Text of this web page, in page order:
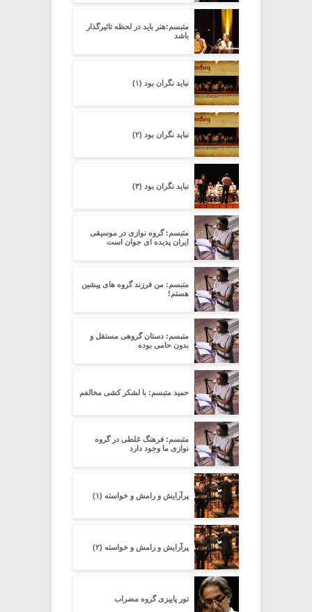
متبسم:هنر باید در لحظه تاثیرگذار
باشد
نباید نگران بود (۱)
نباید نگران بود (۲)
نباید نگران بود (۳)
متبسم: گروه نوازی در موسیقی
ایران پدیده ای جوان است
متبسم: من فرزند گروه های پیشین
هستم!
متبسم: دستان گروهی مستقل و
بدون حامی بوده
حمید متبسم: با لشکر کشی مخالفم
متبسم: فرهنگ غلطی در گروه
نوازی ما وجود دارد
پرآرایش و رامش و خواسته (۱)
پرآرایش و رامش و خواسته (۲)
تور پاییزی گروه مضراب